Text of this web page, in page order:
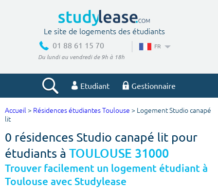
Le site de logements des étudiants
01 88 61 15 70
Du lundi au vendredi de 9h à 18h
FR
Etudiant Gestionnaire
Votre recherche
Ville, école
Budget min Budget max
Accueil > Résidences étudiantes Toulouse > Logement Studio canapé
lit
0 résidences Studio canapé lit pour
étudiants à TOULOUSE 31000
Trouver facilement un logement étudiant à
Toulouse avec Studylease